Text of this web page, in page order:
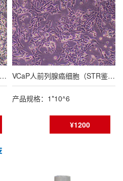
CT26小鼠结肠癌细胞（种属鉴定报告/STR鉴定报告） VCaP人前列腺癌细胞（STR鉴定报告）
产品规格：1*10^6
¥1200